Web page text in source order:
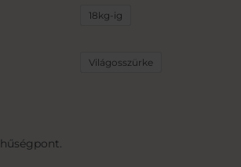
18kg-ig
Világosszürke
hűségpont.